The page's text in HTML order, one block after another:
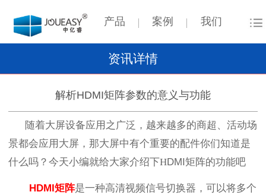
产品 案例 我们
资讯详情
解析HDMI矩阵参数的意义与功能
随着大屏设备应用之广泛，越来越多的商超、活动场
景都会应用大屏，那大屏中有个重要的配件你们知道是
什么吗？今天小编就给大家介绍下HDMI矩阵的功能吧
HDMI 矩阵是一种高清视频信号切换器，可以将多个